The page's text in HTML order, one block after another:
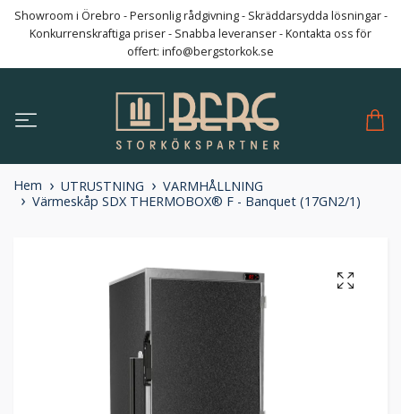
Showroom i Örebro - Personlig rådgivning - Skräddarsydda lösningar -
Konkurrenskraftiga priser - Snabba leveranser - Kontakta oss för
offert: info@bergstorkok.se
Hem UTRUSTNING
VARMHÅLLNING
Värmeskåp SDX THERMOBOX® F - Banquet (17GN2/1)